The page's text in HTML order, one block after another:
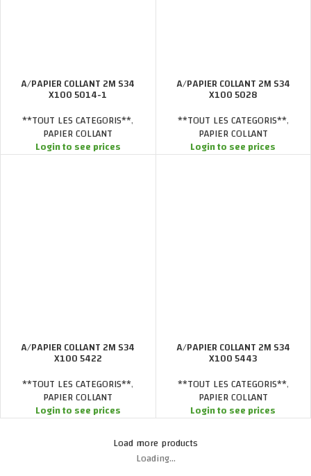
A/PAPIER COLLANT 2M S34
X100 5014-1
**TOUT LES CATEGORIS**,
PAPIER COLLANT
Login to see prices
A/PAPIER COLLANT 2M S34
X100 5028
**TOUT LES CATEGORIS**,
PAPIER COLLANT
Login to see prices
A/PAPIER COLLANT 2M S34
X100 5422
**TOUT LES CATEGORIS**,
PAPIER COLLANT
Login to see prices
A/PAPIER COLLANT 2M S34
X100 5443
**TOUT LES CATEGORIS**,
PAPIER COLLANT
Login to see prices
Load more products
Loading...